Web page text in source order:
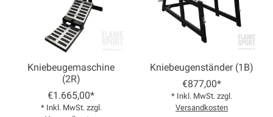
Kniebeugemaschine
(2R)
€1.665,00*
* Inkl. MwSt. zzgl.
Kniebeugenständer (1B)
€877,00*
* Inkl. MwSt. zzgl.
Versandkosten